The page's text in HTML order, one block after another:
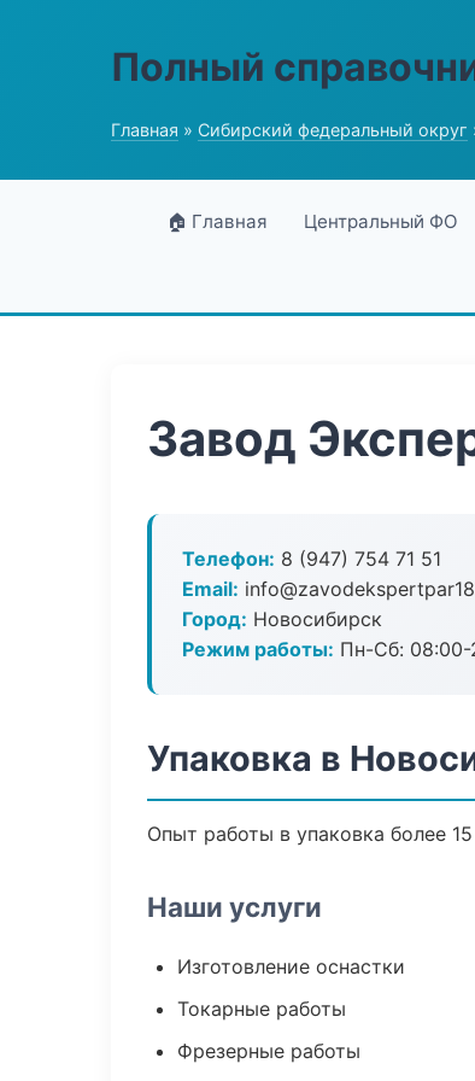
Полный
Главная » Сибирский федеральный округ
🏠 Главная Центральный ФО
Завод
Телефон: 8 (947) 754 71 51
Email:
Город: Новосибирск
Режим работы: Пн-Сб: 08:00-
Упаковка в
Опыт работы в упаковка более
Наши услуги
Изготовление оснастки
Токарные работы
Фрезерные работы